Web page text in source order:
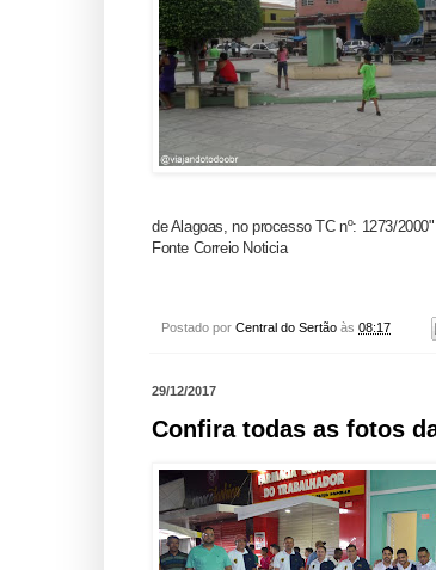
de Alagoas, no processo TC nº: 1273/2000".
Fonte Correio Noticia
Postado por Central do Sertão às 08:17
29/12/2017
Confira todas as fotos